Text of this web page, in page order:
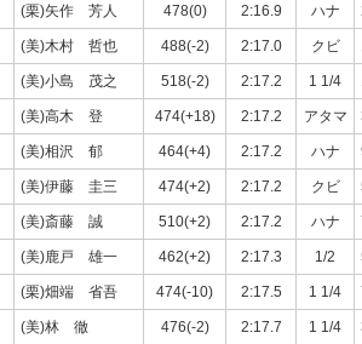
(栗)矢作 芳人 478(0) 2:16.9 ハナ
(美)木村 哲也 488(-2) 2:17.0 クビ
(美)小島 茂之 518(-2) 2:17.2 1 1/4
(美)高木 登 474(+18) 2:17.2 アタマ
(美)相沢 郁 464(+4) 2:17.2 ハナ
(美)伊藤 圭三 474(+2) 2:17.2 クビ
(美)斎藤 誠 510(+2) 2:17.2 ハナ
(美)鹿戸 雄一 462(+2) 2:17.3 1/2
(栗)畑端 省吾 474(-10) 2:17.5 1 1/4
(美)林 徹 476(-2) 2:17.7 1 1/4